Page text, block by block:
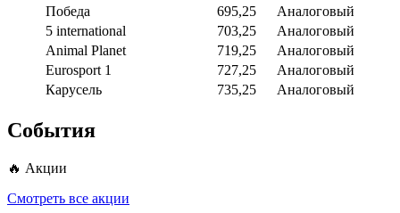
Победа
695,25
Аналоговый
5 international
703,25
Аналоговый
Animal Planet
719,25
Аналоговый
Eurosport 1
727,25
Аналоговый
Карусель
735,25 Аналоговый
События
🔥 Акции
Смотреть все акции